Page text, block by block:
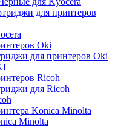
для принтеров
Oki
для принтеров Oki
Ricoh
для Ricoh
Konica Minolta
Minolta